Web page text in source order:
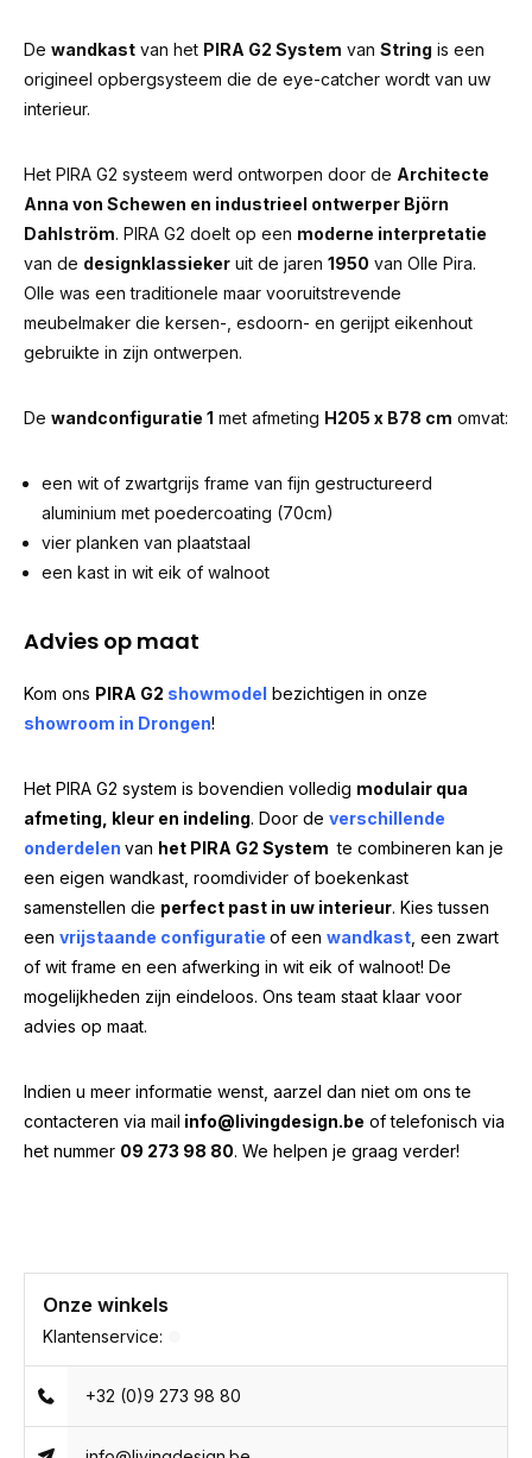
De wandkast van het PIRA G2 System van String is een
origineel opbergsysteem die de eye-catcher wordt van uw
interieur.
Het PIRA G2 systeem werd ontworpen door de Architecte
Anna von Schewen en industrieel ontwerper Björn
Dahlström. PIRA G2 doelt op een moderne interpretatie
van de designklassieker uit de jaren 1950 van Olle Pira.
Olle was een traditionele maar vooruitstrevende
meubelmaker die kersen-, esdoorn- en gerijpt eikenhout
gebruikte in zijn ontwerpen.
De wandconfiguratie 1 met afmeting H205 x B78 cm omvat:
een wit of zwartgrijs frame van fijn gestructureerd
aluminium met poedercoating (70cm)
vier planken van plaatstaal
een kast in wit eik of walnoot
Advies op maat
Kom ons PIRA G2 showmodel bezichtigen in onze
showroom in Drongen!
Het PIRA G2 system is bovendien volledig modulair qua
afmeting, kleur en indeling. Door de verschillende
onderdelen van het PIRA G2 System te combineren kan je
een eigen wandkast, roomdivider of boekenkast
samenstellen die perfect past in uw interieur. Kies tussen
een vrijstaande configuratie of een wandkast , een zwart
of wit frame en een afwerking in wit eik of walnoot! De
mogelijkheden zijn eindeloos. Ons team staat klaar voor
advies op maat.
Indien u meer informatie wenst, aarzel dan niet om ons te
contacteren via mail info@livingdesign.be of telefonisch via
het nummer 09 273 98 80. We helpen je graag verder!
Onze winkels
Klantenservice:
+32 (0)9 273 98 80